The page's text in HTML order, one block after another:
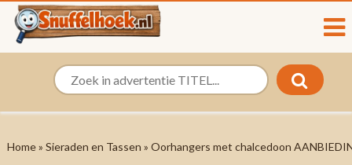
Home» Sieraden en Tassen » Oorhangers met chalcedoon